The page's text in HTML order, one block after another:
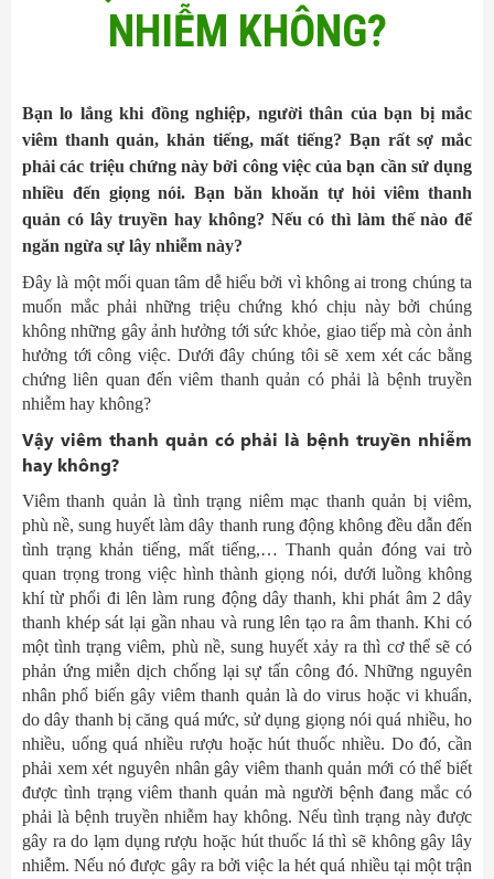
NHIỄM KHÔNG?
Bạn lo lắng khi đồng nghiệp, người thân của bạn bị mắc
viêm thanh quản, khản tiếng, mất tiếng? Bạn rất sợ mắc
phải các triệu chứng này bởi công việc của bạn cần sử dụng
nhiều đến giọng nói. Bạn băn khoăn tự hỏi viêm thanh
quản có lây truyền hay không? Nếu có thì làm thế nào để
ngăn ngừa sự lây nhiễm này?
Đây là một mối quan tâm dễ hiểu bởi vì không ai trong chúng ta
muốn mắc phải những triệu chứng khó chịu này bởi chúng
không những gây ảnh hưởng tới sức khỏe, giao tiếp mà còn ảnh
hưởng tới công việc. Dưới đây chúng tôi sẽ xem xét các bằng
chứng liên quan đến viêm thanh quản có phải là bệnh truyền
nhiễm hay không?
Vậy viêm thanh quản có phải là bệnh truyền nhiễm
hay không?
Viêm thanh quản là tình trạng niêm mạc thanh quản bị viêm,
phù nề, sung huyết làm dây thanh rung động không đều dẫn đến
tình trạng khản tiếng, mất tiếng,… Thanh quản đóng vai trò
quan trọng trong việc hình thành giọng nói, dưới luồng không
khí từ phổi đi lên làm rung động dây thanh, khi phát âm 2 dây
thanh khép sát lại gần nhau và rung lên tạo ra âm thanh. Khi có
một tình trạng viêm, phù nề, sung huyết xảy ra thì cơ thể sẽ có
phản ứng miễn dịch chống lại sự tấn công đó. Những nguyên
nhân phổ biến gây viêm thanh quản là do virus hoặc vi khuẩn,
do dây thanh bị căng quá mức, sử dụng giọng nói quá nhiều, ho
nhiều, uống quá nhiều rượu hoặc hút thuốc nhiều. Do đó, cần
phải xem xét nguyên nhân gây viêm thanh quản mới có thể biết
được tình trạng viêm thanh quản mà người bệnh đang mắc có
phải là bệnh truyền nhiễm hay không. Nếu tình trạng này được
gây ra do lạm dụng rượu hoặc hút thuốc lá thì sẽ không gây lây
nhiễm. Nếu nó được gây ra bởi việc la hét quá nhiều tại một trận